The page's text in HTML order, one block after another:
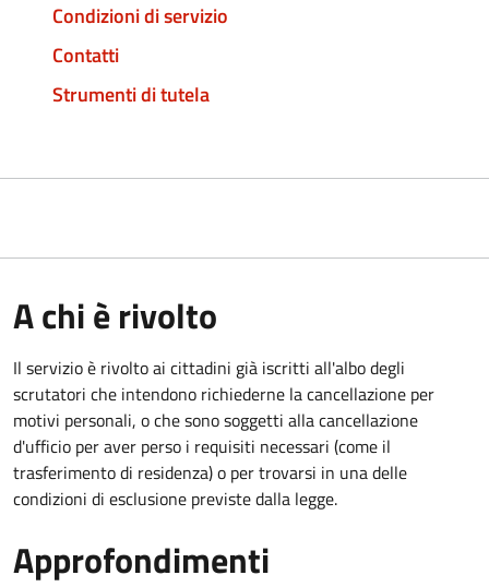
Condizioni di servizio
Contatti
Strumenti di tutela
A chi è rivolto
Il servizio è rivolto ai cittadini già iscritti all'albo degli
scrutatori che intendono richiederne la cancellazione per
motivi personali, o che sono soggetti alla cancellazione
d'ufficio per aver perso i requisiti necessari (come il
trasferimento di residenza) o per trovarsi in una delle
condizioni di esclusione previste dalla legge.
Approfondimenti